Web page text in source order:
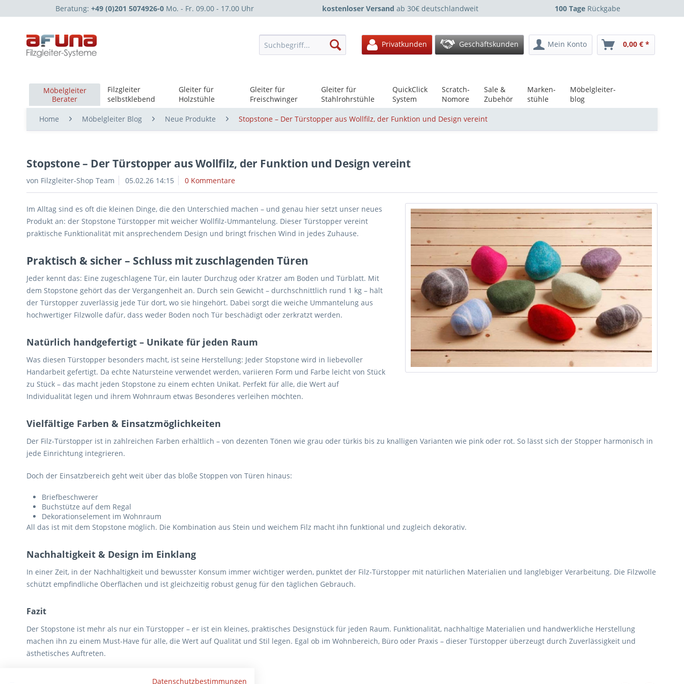
Beratung:+49 (0)201 5074926-0 Mo. - Fr. 09.00 - 17.00 Uhr kostenloser Versand ab 30€ deutschlandweit 100 Tage Rückgabe
Privatkunden Geschäftskunden Mein Konto 0,00 € *
Möbelgleiter
Berater
Filzgleiter
selbstklebend
Gleiter für
Holzstühle
Gleiter für
Freischwinger
Gleiter für
Stahlrohrstühle
QuickClick
System
Scratch-
Nomore
Sale &
Zubehör
Marken-
stühle
Möbelgleiter-
blog
Home Möbelgleiter Blog Neue Produkte Stopstone – Der Türstopper aus Wollfilz, der Funktion und Design vereint
Stopstone – Der Türstopper aus Wollfilz, der Funktion und Design vereint
von Filzgleiter-Shop Team 05.02.26 14:15 0 Kommentare
Im Alltag sind es oft die kleinen Dinge, die den Unterschied machen – und genau hier setzt unser neues
Produkt an: der Stopstone Türstopper mit weicher Wollfilz-Ummantelung. Dieser Türstopper vereint
praktische Funktionalität mit ansprechendem Design und bringt frischen Wind in jedes Zuhause.
Praktisch & sicher – Schluss mit zuschlagenden Türen
Jeder kennt das: Eine zugeschlagene Tür, ein lauter Durchzug oder Kratzer am Boden und Türblatt. Mit
dem Stopstone gehört das der Vergangenheit an. Durch sein Gewicht – durchschnittlich rund 1 kg – hält
der Türstopper zuverlässig jede Tür dort, wo sie hingehört. Dabei sorgt die weiche Ummantelung aus
hochwertiger Filzwolle dafür, dass weder Boden noch Tür beschädigt oder zerkratzt werden.
Natürlich handgefertigt – Unikate für jeden Raum
Was diesen Türstopper besonders macht, ist seine Herstellung: Jeder Stopstone wird in liebevoller
Handarbeit gefertigt. Da echte Natursteine verwendet werden, variieren Form und Farbe leicht von Stück
zu Stück – das macht jeden Stopstone zu einem echten Unikat. Perfekt für alle, die Wert auf
Individualität legen und ihrem Wohnraum etwas Besonderes verleihen möchten.
Vielfältige Farben & Einsatzmöglichkeiten
Der Filz-Türstopper ist in zahlreichen Farben erhältlich – von dezenten Tönen wie grau oder türkis bis zu knalligen Varianten wie pink oder rot. So lässt sich der Stopper harmonisch in
jede Einrichtung integrieren.
Doch der Einsatzbereich geht weit über das bloße Stoppen von Türen hinaus:
Briefbeschwerer
Buchstütze auf dem Regal
Dekorationselement im Wohnraum
All das ist mit dem Stopstone möglich. Die Kombination aus Stein und weichem Filz macht ihn funktional und zugleich dekorativ.
Nachhaltigkeit & Design im Einklang
In einer Zeit, in der Nachhaltigkeit und bewusster Konsum immer wichtiger werden, punktet der Filz-Türstopper mit natürlichen Materialien und langlebiger Verarbeitung. Die Filzwolle
schützt empfindliche Oberflächen und ist gleichzeitig robust genug für den täglichen Gebrauch.
Fazit
Der Stopstone ist mehr als nur ein Türstopper – er ist ein kleines, praktisches Designstück für jeden Raum. Funktionalität, nachhaltige Materialien und handwerkliche Herstellung
machen ihn zu einem Must-Have für alle, die Wert auf Qualität und Stil legen. Egal ob im Wohnbereich, Büro oder Praxis – dieser Türstopper überzeugt durch Zuverlässigkeit und
ästhetisches Auftreten.
Datenschutzbestimmungen